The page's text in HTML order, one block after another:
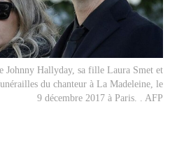
Johnny Hallyday, sa fille Laura Smet et
du chanteur à La Madeleine, le
9 décembre 2017 à Paris. . AFP